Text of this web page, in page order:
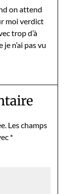
on attend
moi verdict
trop d’à
n’ai pas vu
Les champs
*